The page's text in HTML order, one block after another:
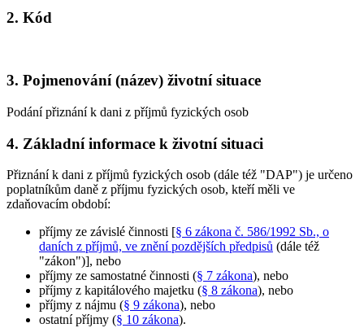
2. Kód
3. Pojmenování (název) životní situace
Podání přiznání k dani z příjmů fyzických osob
4. Základní informace k životní situaci
Přiznání k dani z příjmů fyzických osob (dále též "DAP") je určeno
poplatníkům daně z příjmu fyzických osob, kteří měli ve
zdaňovacím období:
příjmy ze závislé činnosti [§ 6 zákona č. 586/1992 Sb., o
daních z příjmů, ve znění pozdějších předpisů (dále též
"zákon")], nebo
příjmy ze samostatné činnosti (§ 7 zákona), nebo
příjmy z kapitálového majetku (§ 8 zákona), nebo
příjmy z nájmu (§ 9 zákona), nebo
ostatní příjmy (§ 10 zákona).